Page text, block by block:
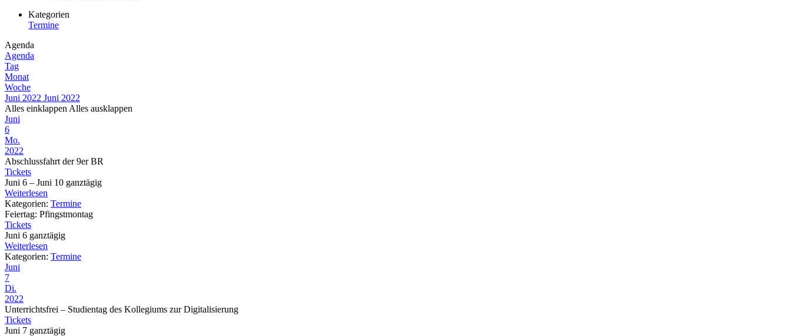
Kategorien
Termine
Agenda
Agenda
Tag
Monat
Woche
Juni 2022 Juni 2022
Alles einklappen Alles ausklappen
Juni
6
Mo.
2022
Abschlussfahrt der 9er BR
Tickets
Juni 6 – Juni 10 ganztägig
Weiterlesen
Kategorien: Termine
Feiertag: Pfingstmontag
Tickets
Juni 6 ganztägig
Weiterlesen
Kategorien: Termine
Juni
7
Di.
2022
Unterrichtsfrei – Studientag des Kollegiums zur Digitalisierung
Tickets
Juni 7 ganztägig